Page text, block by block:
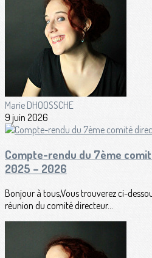
Marie DHOOSSCHE
9 juin 2026
Compte-rendu du 7ème
2025 – 2026
Bonjour à tous,Vous trouverez ci-
réunion du comité directeur...